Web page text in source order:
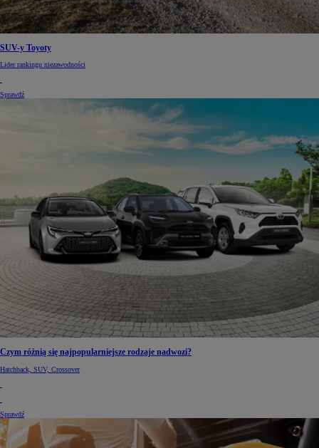
SUV-y Toyoty
Lider rankingu niezawodności
Sprawdź
Czym różnią się najpopularniejsze rodzaje nadwozi?
Hatchback, SUV, Crossover
Sprawdź